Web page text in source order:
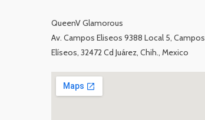
QueenV Glamorous
Av. Campos Eliseos 9388 Local 5, Campos
Elíseos, 32472 Cd Juárez, Chih., Mexico